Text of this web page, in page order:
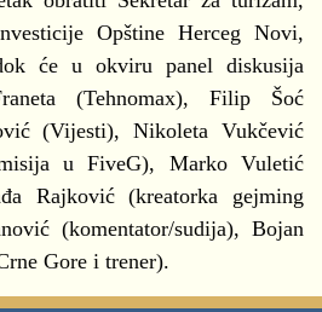
Opštine Herceg Novi,
će u okviru panel diskusija
(Tehnomax), Filip Šoć
(Vijesti), Nikoleta Vukčević
u FiveG), Marko Vuletić
Rajković (kreatorka gejming
(komentator/sudija), Bojan
Gore i trener).